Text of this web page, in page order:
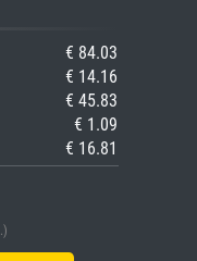
€ 84.03
€ 14.16
€ 45.83
€ 1.09
€ 16.81